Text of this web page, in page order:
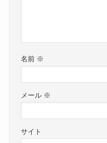
名前 ※
メール ※
サイト